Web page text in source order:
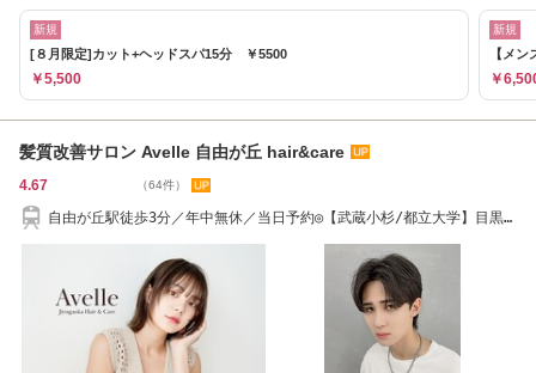
新規
[８月限定]カット+ヘッドスパ15分 ￥5500
￥5,500
新規
【メ
￥
髪質改善サロン Avelle 自由が丘 hair&care
4.67 （64件）
自由が丘駅徒歩3分／年中無休／当日予約◎【武蔵小杉/都立大学】目黒